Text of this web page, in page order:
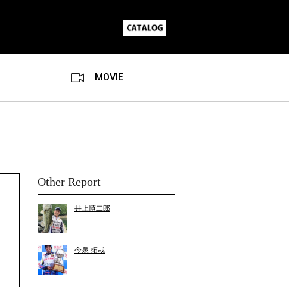
MOVIE
Other Report
井上慎二郎
今泉 拓哉